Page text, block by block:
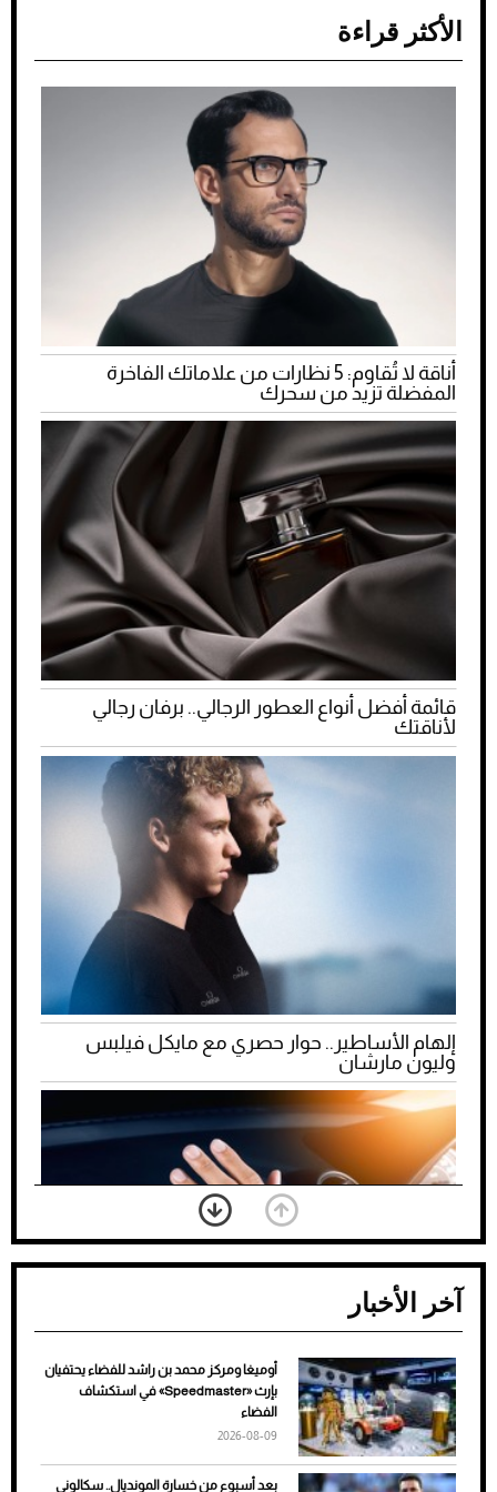
الأكثر قراءة
أناقة لا تُقاوم: 5 نظارات من علاماتك الفاخرة
المفضلة تزيد من سحرك
قائمة أفضل أنواع العطور الرجالي.. برفان رجالي
لأناقتك
إلهام الأساطير.. حوار حصري مع مايكل فيلبس
وليون مارشان
ضعف تبريد مكيف السيارة عند الوقوف.. أشهر
الأسباب والحلول
آخر الأخبار
أوميغا ومركز محمد بن راشد للفضاء يحتفيان
بإرث «Speedmaster» في استكشاف
الفضاء
2026-08-09
بعد أسبوع من خسارة المونديال.. سكالوني